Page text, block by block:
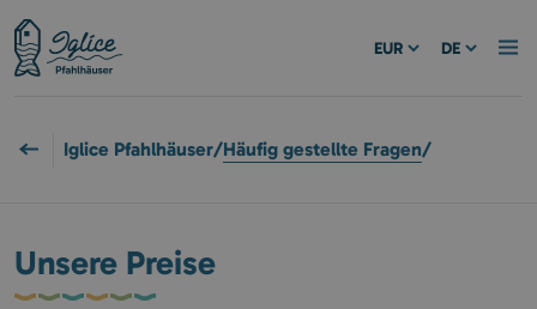
EUR DE
Iglice Pfahlhäuser/Häufig gestellte Fragen/
Unsere Preise